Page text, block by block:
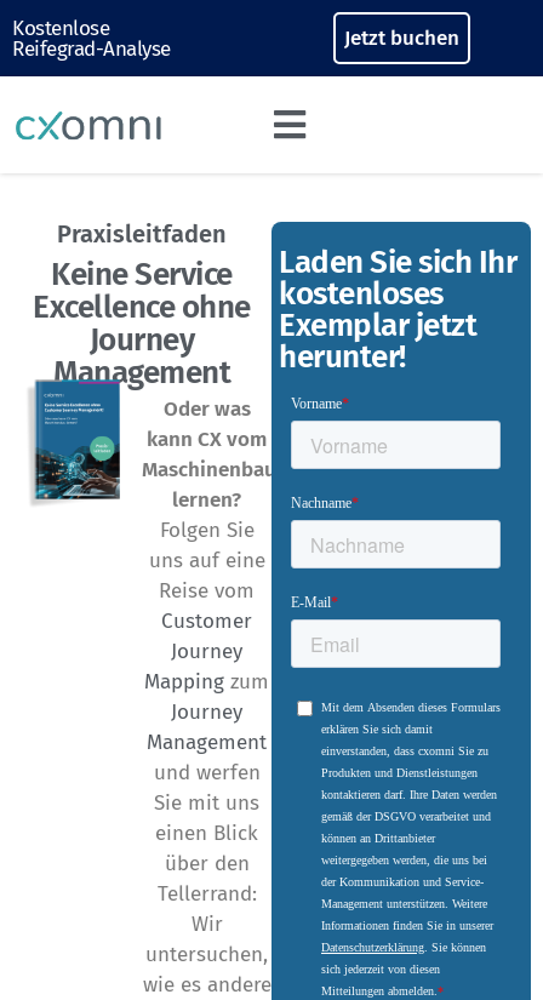
Kostenlose
Reifegrad-Analyse
Jetzt buchen
Praxisleitfaden
Keine Service
Excellence ohne
Journey
Management
Oder was
kann CX vom
Maschinenbau
lernen?
Folgen Sie
uns auf eine
Reise vom
Customer
Journey
Mapping zum
Journey
Management
und werfen
Sie mit uns
einen Blick
über den
Tellerrand:
Wir
untersuchen,
wie es andere
Laden Sie sich Ihr
kostenloses
Exemplar jetzt
herunter!